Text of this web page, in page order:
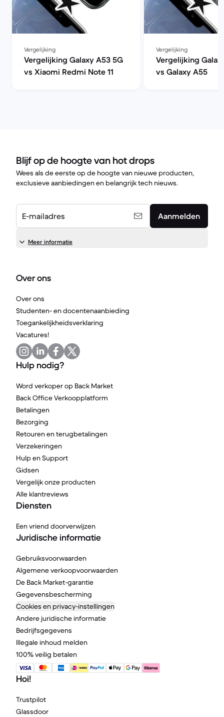
Vergelijking
Vergelijking Galaxy A53 5G
vs Xiaomi Redmi Note 11
Vergelijking
Vergelijking
vs Galaxy A55
Blijf op de hoogte van hot drops
Wees als de eerste op de hoogte van nieuwe producten,
exclusieve aanbiedingen en belangrijk tech nieuws.
E-mailadres Aanmelden
Meer informatie
Over ons
Over ons
Studenten- en docentenaanbieding
Toegankelijkheidsverklaring
Vacatures!
Hulp nodig?
Word verkoper op Back Market
Back Office Verkoopplatform
Betalingen
Bezorging
Retouren en terugbetalingen
Verzekeringen
Hulp en Support
Gidsen
Vergelijk onze producten
Alle klantreviews
Diensten
Een vriend doorverwijzen
Juridische informatie
Gebruiksvoorwaarden
Algemene verkoopvoorwaarden
De Back Market-garantie
Gegevensbescherming
Cookies en privacy-instellingen
Andere juridische informatie
Bedrijfsgegevens
Illegale inhoud melden
100% veilig betalen
Hoi!
Trustpilot
Glassdoor